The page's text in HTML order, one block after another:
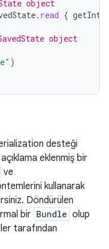
object
. read { getInt
object
)
desteği
eklenmiş bir
ve
kullanarak
Döndürülen
bir Bundle olup
tarafından